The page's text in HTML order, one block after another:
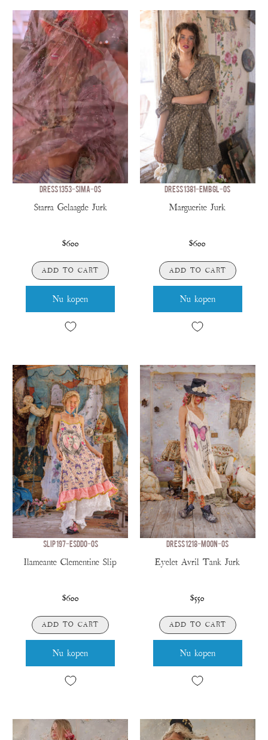
DRESS 1353-SIMA-OS
Starra Gelaagde Jurk
$600
ADD TO CART
Nu kopen
DRESS 1381-EMBGL-OS
Marguerite Jurk
$600
ADD TO CART
Nu kopen
SLIP 197-ESDDO-OS
Ilameante Clementine Slip
$600
ADD TO CART
Nu kopen
DRESS 1218-MOON-OS
Eyelet Avril Tank Jurk
$550
ADD TO CART
Nu kopen